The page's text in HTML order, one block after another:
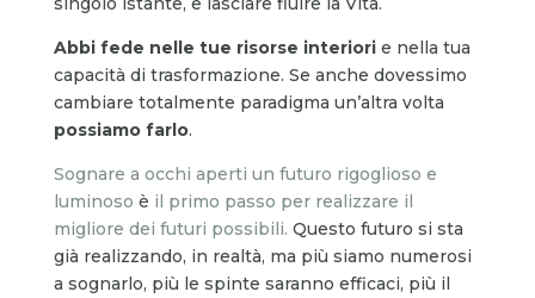
Abbi fede nelle tue risorse interiorie nella tua
capacità di trasformazione. Se anche dovessimo
cambiare totalmente paradigma un’altra volta
possiamo farlo.
Sognare a occhi aperti un futuro rigoglioso e
luminoso è il primo passo per realizzare il
migliore dei futuri possibili. Questo futuro si sta
già realizzando, in realtà, ma più siamo numerosi
a sognarlo, più le spinte saranno efficaci, più il